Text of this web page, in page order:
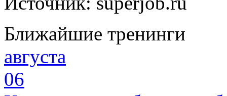
Ближайшие тренинги
августа
06